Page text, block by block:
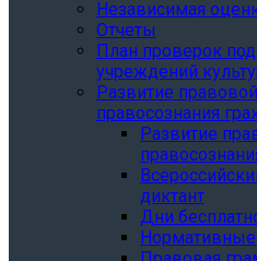
Независимая
Отчеты
План проверок
учреждений
Развитие
правосознания
Развитие
диктант
Дни